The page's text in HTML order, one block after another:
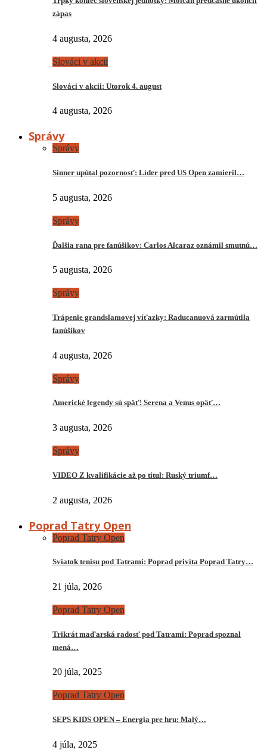
zápas
4 augusta, 2026
Slováci v akcii
Slováci v akcii: Utorok 4. august
4 augusta, 2026
Správy
Správy
Sinner upútal pozornosť: Líder pred US Open zamieril…
5 augusta, 2026
Správy
Ďalšia rana pre fanúšikov: Carlos Alcaraz oznámil smutnú…
5 augusta, 2026
Správy
Trápenie grandslamovej víťazky: Raducanuová zarmútila
fanúšikov
4 augusta, 2026
Správy
Americké legendy sú späť! Serena a Venus opäť…
3 augusta, 2026
Správy
VIDEO Z kvalifikácie až po titul: Ruský triumf…
2 augusta, 2026
Poprad Tatry Open
Poprad Tatry Open
Sviatok tenisu pod Tatrami: Poprad privíta Poprad Tatry…
21 júla, 2026
Poprad Tatry Open
Trikrát maďarská radosť pod Tatrami: Poprad spoznal
mená…
20 júla, 2025
Poprad Tatry Open
SEPS KIDS OPEN – Energia pre hru: Malý…
4 júla, 2025